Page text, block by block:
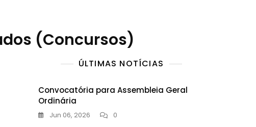
(Concursos)
ÚLTIMAS NOTÍCIAS
Convocatória para Assembleia Geral
Ordinária
Jun 06, 2026 0